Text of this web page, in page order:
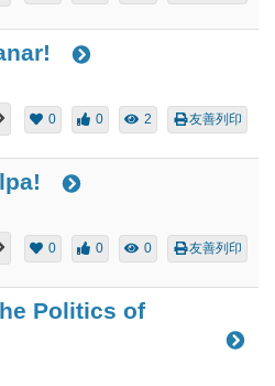
0 0 2 友善列印
0 0 0 友善列印
Politics of